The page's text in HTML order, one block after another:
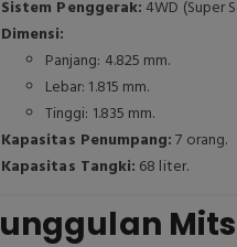
Sistem Penggerak: 4WD (Super
Dimensi:
Panjang: 4.825 mm.
Lebar: 1.815 mm.
Tinggi: 1.835 mm.
Kapasitas Penumpang:7 orang.
Kapasitas Tangki: 68 liter.